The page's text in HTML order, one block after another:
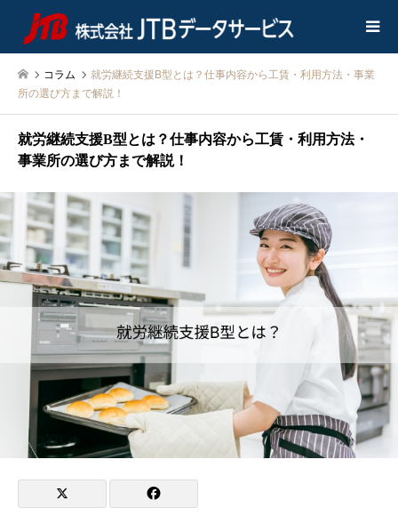
コラム
就労継続支援B型とは？仕事内容から工賃・利用方法・事業
所の選び方まで解説！
就労継続支援B型とは？仕事内容から工賃・利用方法・
事業所の選び方まで解説！